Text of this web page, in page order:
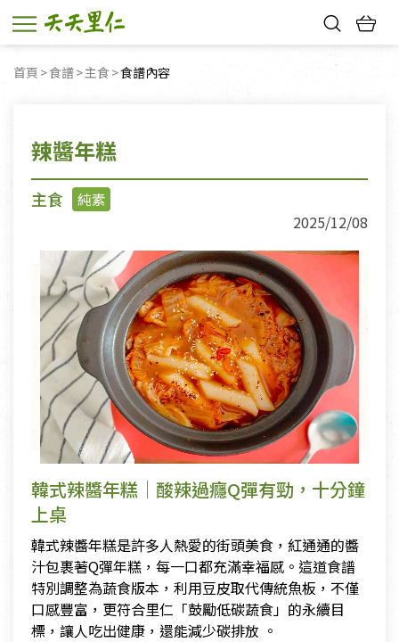
首頁 食譜 主食 目前頁面：
食譜內容
辣醬年糕
主食
純素
2025/12/08
韓式辣醬年糕｜酸辣過癮Q彈有勁，十分鐘
上桌
韓式辣醬年糕是許多人熱愛的街頭美食，紅通通的醬
汁包裹著Q彈年糕，每一口都充滿幸福感。這道食譜
特別調整為蔬食版本，利用豆皮取代傳統魚板，不僅
口感豐富，更符合里仁「鼓勵低碳蔬食」的永續目
標，讓人吃出健康，還能減少碳排放 。